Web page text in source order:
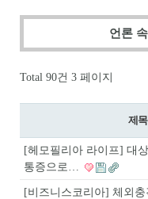
언론
Total 90건 3 페이지
제목
[헤모필리아 라이프] 대
통증으로…
[비즈니스코리아] 체외